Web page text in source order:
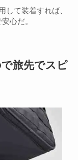
て装着すれば、
心だ。
旅先でスピ